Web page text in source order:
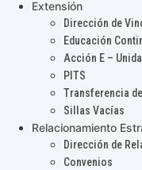
Extensión
Dirección de
Educación
Acción E –
PITS
Transferencia
Sillas Vacías
Relacionamiento
Dirección de
Convenios